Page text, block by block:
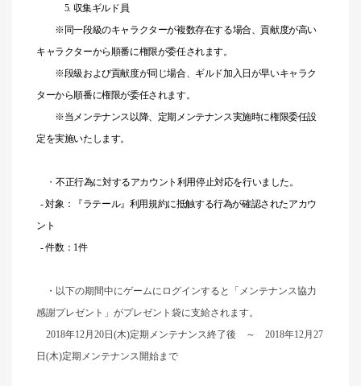
5. 収集ギルド員
※同一段級のキャラクターが複数存在する場合、貢献度が高い
キャラクターから順番に権限が委任されます。
※段級および貢献度が同じ場合、ギルド加入日が早いキャラク
ターから順番に権限が委任されます。
※当メンテナンス以降、定期メンテナンス実施時に権限委任設
定を実施いたします。
・ 不正行為に対するアカウント利用停止対応を行いました。
- 対象：『ラテール』利用規約に抵触する行為が確認されたアカウ
ント
- 件数：1件
・以下の期間中にゲームにログインすると「メンテナンス協力
感謝プレゼント」がプレゼント袋に支給されます。
2018年12月20日(木)定期メンテナンス終了後 ～ 2018年12月27
日(木)定期メンテナンス開始まで